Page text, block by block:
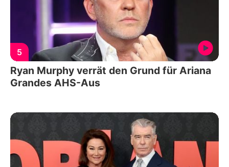
5
Ryan Murphy verrät den Grund für Ariana
Grandes AHS-Aus